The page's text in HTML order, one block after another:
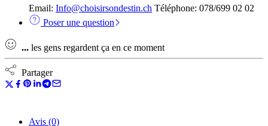
Email: Info@choisirsondestin.ch Téléphone: 078/699 02 02
Poser une question
... les gens regardent ça en ce moment
Partager
Avis (0)